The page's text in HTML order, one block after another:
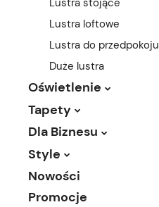
Lustra stojące
Lustra loftowe
Lustra do przedpokoju
Duże lustra
Oświetlenie
Tapety
Dla Biznesu
Style
Nowości
Promocje